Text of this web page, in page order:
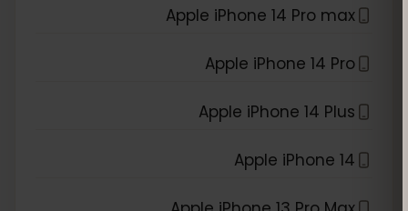
Apple iPhone 14 Pro max
Apple iPhone 14 Pro
Apple iPhone 14 Plus
Apple iPhone 14